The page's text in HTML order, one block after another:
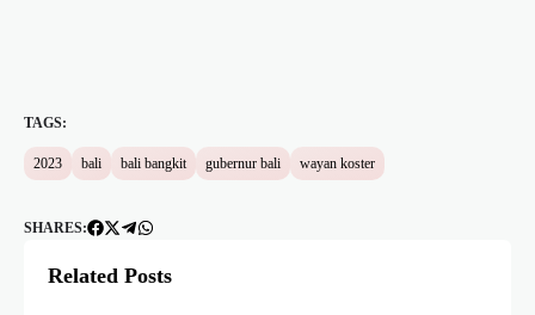
TAGS:
2023 bali bali bangkit gubernur bali wayan koster
SHARES:
Related Posts